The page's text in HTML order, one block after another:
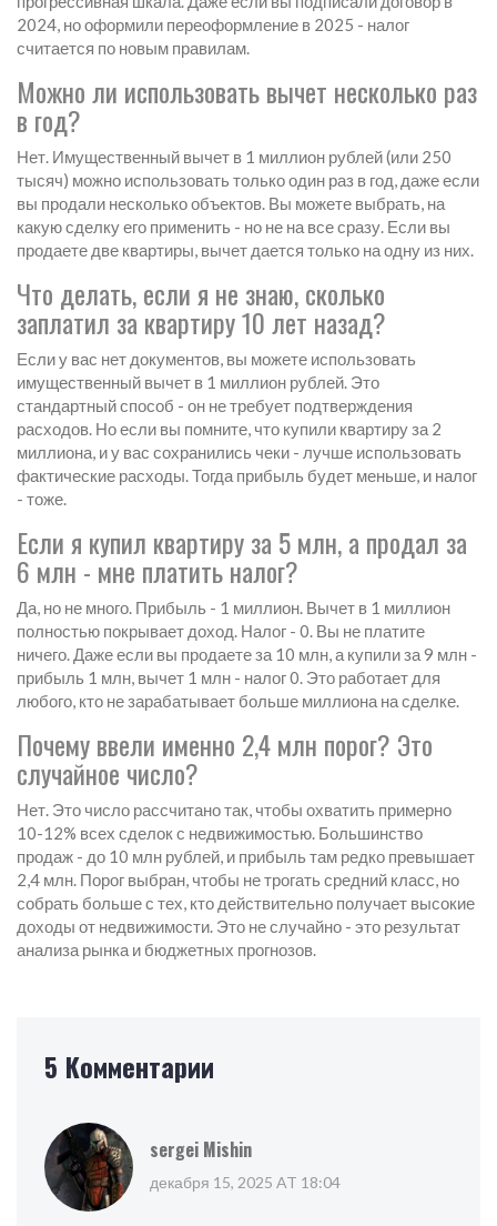
2024, но оформили переоформление в 2025 - налог
считается по новым правилам.
Можно ли использовать вычет несколько раз
в год?
Нет. Имущественный вычет в 1 миллион рублей (или 250
тысяч) можно использовать только один раз в год, даже если
вы продали несколько объектов. Вы можете выбрать, на
какую сделку его применить - но не на все сразу. Если вы
продаете две квартиры, вычет дается только на одну из них.
Что делать, если я не знаю, сколько
заплатил за квартиру 10 лет назад?
Если у вас нет документов, вы можете использовать
имущественный вычет в 1 миллион рублей. Это
стандартный способ - он не требует подтверждения
расходов. Но если вы помните, что купили квартиру за 2
миллиона, и у вас сохранились чеки - лучше использовать
фактические расходы. Тогда прибыль будет меньше, и налог
- тоже.
Если я купил квартиру за 5 млн, а продал за
6 млн - мне платить налог?
Да, но не много. Прибыль - 1 миллион. Вычет в 1 миллион
полностью покрывает доход. Налог - 0. Вы не платите
ничего. Даже если вы продаете за 10 млн, а купили за 9 млн -
прибыль 1 млн, вычет 1 млн - налог 0. Это работает для
любого, кто не зарабатывает больше миллиона на сделке.
Почему ввели именно 2,4 млн порог? Это
случайное число?
Нет. Это число рассчитано так, чтобы охватить примерно
10-12% всех сделок с недвижимостью. Большинство
продаж - до 10 млн рублей, и прибыль там редко превышает
2,4 млн. Порог выбран, чтобы не трогать средний класс, но
собрать больше с тех, кто действительно получает высокие
доходы от недвижимости. Это не случайно - это результат
анализа рынка и бюджетных прогнозов.
5 Комментарии
sergei Mishin
декабря 15, 2025 AT 18:04